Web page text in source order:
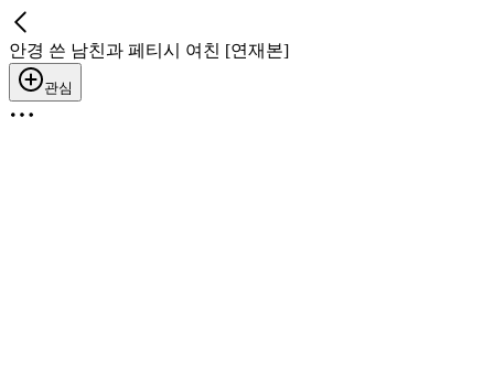
안경 쓴 남친과 페티시 여친 [연재본]
관심